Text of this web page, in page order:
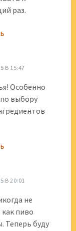
раз.
В 15:47
Особенно
выбору
В 20:01
не
пиво
Теперь буду